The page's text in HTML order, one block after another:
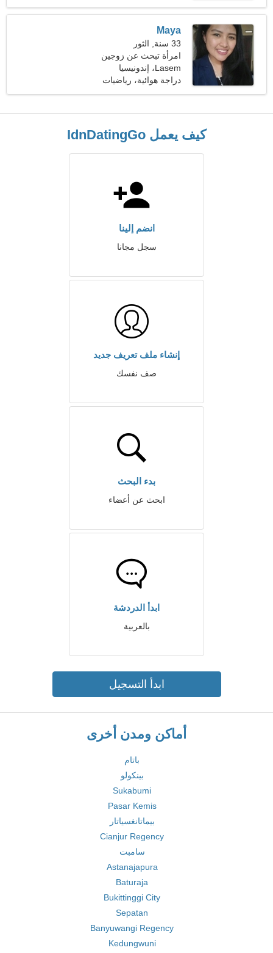
Maya
33 سنة, الثور
امرأة تبحث عن زوجين
Lasem، إندونيسيا
دراجة هوائية، رياضيات
كيف يعمل IdnDatingGo
انضم إلينا
سجل مجانا
إنشاء ملف تعريف جديد
صف نفسك
بدء البحث
ابحث عن أعضاء
ابدأ الدردشة
بالعربية
ابدأ التسجيل
أماكن ومدن أخرى
باتام
بينكولو
Sukabumi
Pasar Kemis
بيماتانغسياتار
Cianjur Regency
سامبت
Astanajapura
Baturaja
Bukittinggi City
Sepatan
Banyuwangi Regency
Kedungwuni